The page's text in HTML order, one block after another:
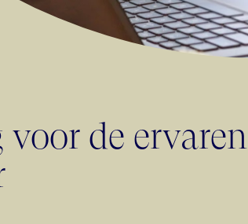
de ervaren